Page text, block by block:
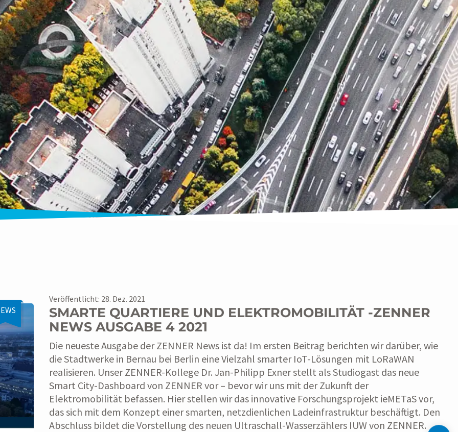
Veröffentlicht: 28. Dez. 2021
SMARTE QUARTIERE UND ELEKTROMOBILITÄT -ZENNER
NEWS AUSGABE 4 2021
Die neueste Ausgabe der ZENNER News ist da! Im ersten Beitrag berichten wir darüber, wie
die Stadtwerke in Bernau bei Berlin eine Vielzahl smarter IoT-Lösungen mit LoRaWAN
realisieren. Unser ZENNER-Kollege Dr. Jan-Philipp Exner stellt als Studiogast das neue
Smart City-Dashboard von ZENNER vor – bevor wir uns mit der Zukunft der
Elektromobilität befassen. Hier stellen wir das innovative Forschungsprojekt ieMETaS vor,
das sich mit dem Konzept einer smarten, netzdienlichen Ladeinfrastruktur beschäftigt. Den
Abschluss bildet die Vorstellung des neuen Ultraschall-Wasserzählers IUW von ZENNER.